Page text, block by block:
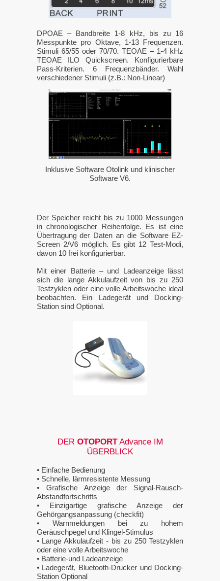
DPOAE – Bandbreite 1-8 kHz, bis zu 16
Messpunkte pro Oktave, 1-13 Frequenzen.
Stimuli 65/55 oder 70/70. TEOAE – 1-4 kHz
TEOAE ILO Quickscreen. Konfigurierbare
Pass-Kriterien. 6 Frequenzbänder. Wahl
verschiedener Stimuli (z.B.: Non-Linear)
Inklusive Software Otolink und klinischer
Software V6.
Der Speicher reicht bis zu 1000 Messungen
in chronologischer Reihenfolge. Es ist eine
Übertragung der Daten an die Software EZ-
Screen 2/V6 möglich. Es gibt 12 Test-Modi,
davon 10 frei konfigurierbar.
Mit einer Batterie – und Ladeanzeige lässt
sich die lange Akkulaufzeit von bis zu 250
Testzyklen oder eine volle Arbeitswoche ideal
beobachten. Ein Ladegerät und Docking-
Station sind Optional.
DER OTOPORT AdvanceIM
ÜBERBLICK
• Einfache Bedienung
• Schnelle, lärmresistente Messung
• Grafische Anzeige der Signal-Rausch-
Abstandfortschritts
• Einzigartige grafische Anzeige der
Gehörgangsanpassung (checkfit)
• Warnmeldungen bei zu hohem
Geräuschpegel und Klingel-Stimulus
• Lange Akkulaufzeit - bis zu 250 Testzyklen
oder eine volle Arbeitswoche
• Batterie-und Ladeanzeige
• Ladegerät, Bluetooth-Drucker und Docking-
Station Optional